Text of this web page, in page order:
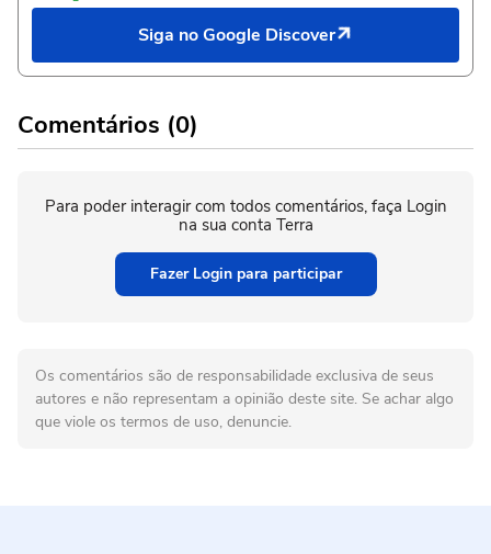
Siga no Google Discover
Comentários (0)
Para poder interagir com todos comentários, faça Login
na sua conta Terra
Fazer Login para participar
Os comentários são de responsabilidade exclusiva de seus
autores e não representam a opinião deste site. Se achar algo
que viole os termos de uso, denuncie.